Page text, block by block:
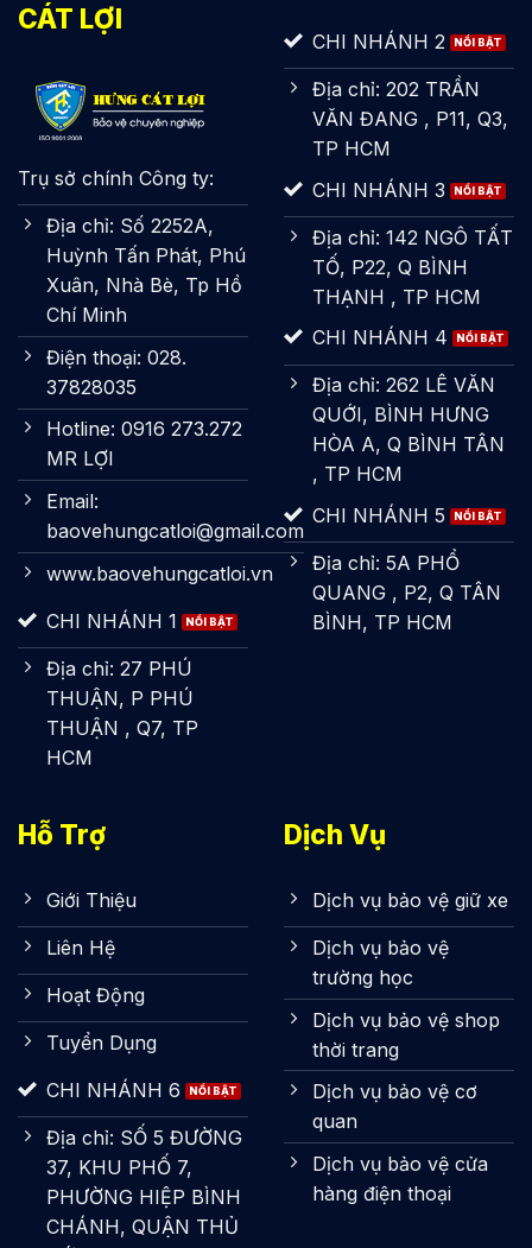
CÁT LỢI
Trụ sở chính Công ty:
Địa chỉ: Số 2252A,
Huỳnh Tấn Phát, Phú
Xuân, Nhà Bè, Tp Hồ
Chí Minh
Điện thoại: 028.
37828035
Hotline: 0916 273.272
MR LỢI
Email:
baovehungcatloi@gmail.com
www.baovehungcatloi.vn
CHI NHÁNH 1
Địa chỉ: 27 PHÚ
THUẬN, P PHÚ
THUẬN , Q7, TP
HCM
CHI NHÁNH 2
Địa chỉ: 202 TRẦN
VĂN ĐANG , P11, Q3,
TP HCM
CHI NHÁNH 3
Địa chỉ: 142 NGÔ TẤT
TỐ, P22, Q BÌNH
THẠNH , TP HCM
CHI NHÁNH 4
Địa chỉ: 262 LÊ VĂN
QUỚI, BÌNH HƯNG
HÒA A, Q BÌNH TÂN
, TP HCM
CHI NHÁNH 5
Địa chỉ: 5A PHỔ
QUANG , P2, Q TÂN
BÌNH, TP HCM
Hỗ Trợ
Giới Thiệu
Liên Hệ
Hoạt Động
Tuyển Dụng
CHI NHÁNH 6
Địa chỉ: SỐ 5 ĐƯỜNG
37, KHU PHỐ 7,
PHƯỜNG HIỆP BÌNH
CHÁNH, QUẬN THỦ
Dịch Vụ
Dịch vụ bảo vệ giữ xe
Dịch vụ bảo vệ
trường học
Dịch vụ bảo vệ shop
thời trang
Dịch vụ bảo vệ cơ
quan
Dịch vụ bảo vệ cửa
hàng điện thoại